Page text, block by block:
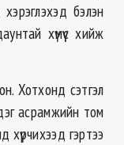
бэлэн
хүмүүс хийж
Хотхонд сэтгэл
асрамжийн том
гэртээ